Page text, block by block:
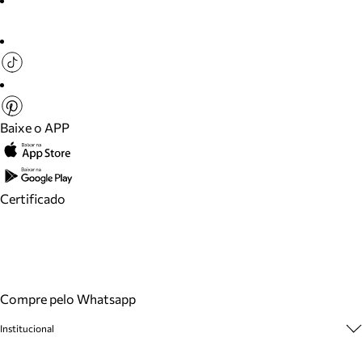
Baixe o APP
Certificado
Compre pelo Whatsapp
Institucional